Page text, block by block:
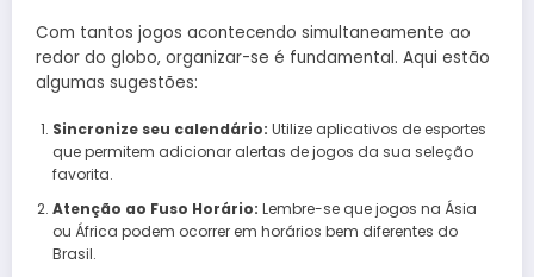
Com tantos jogos acontecendo simultaneamente ao
redor do globo, organizar-se é fundamental. Aqui estão
algumas sugestões:
Sincronize seu calendário: Utilize aplicativos de esportes
que permitem adicionar alertas de jogos da sua seleção
favorita.
Atenção ao Fuso Horário: Lembre-se que jogos na Ásia
ou África podem ocorrer em horários bem diferentes do
Brasil.